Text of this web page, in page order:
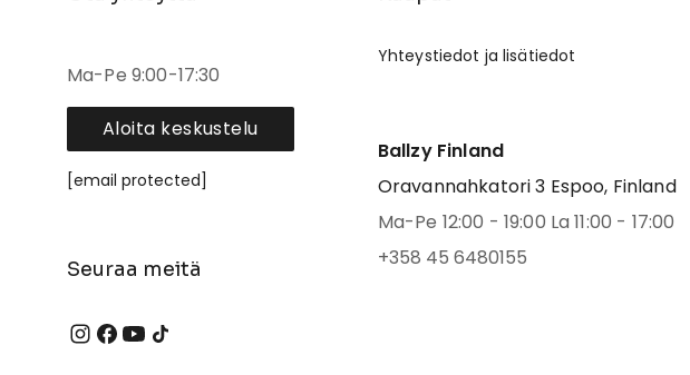
Ma-Pe 9:00-17:30
Aloita keskustelu
[email protected]
Seuraa meitä
Yhteystiedot ja lisätiedot
Ballzy Finland
Oravannahkatori 3 Espoo, Finland
Ma-Pe 12:00 - 19:00 La 11:00 - 17:00
+358 45 6480155